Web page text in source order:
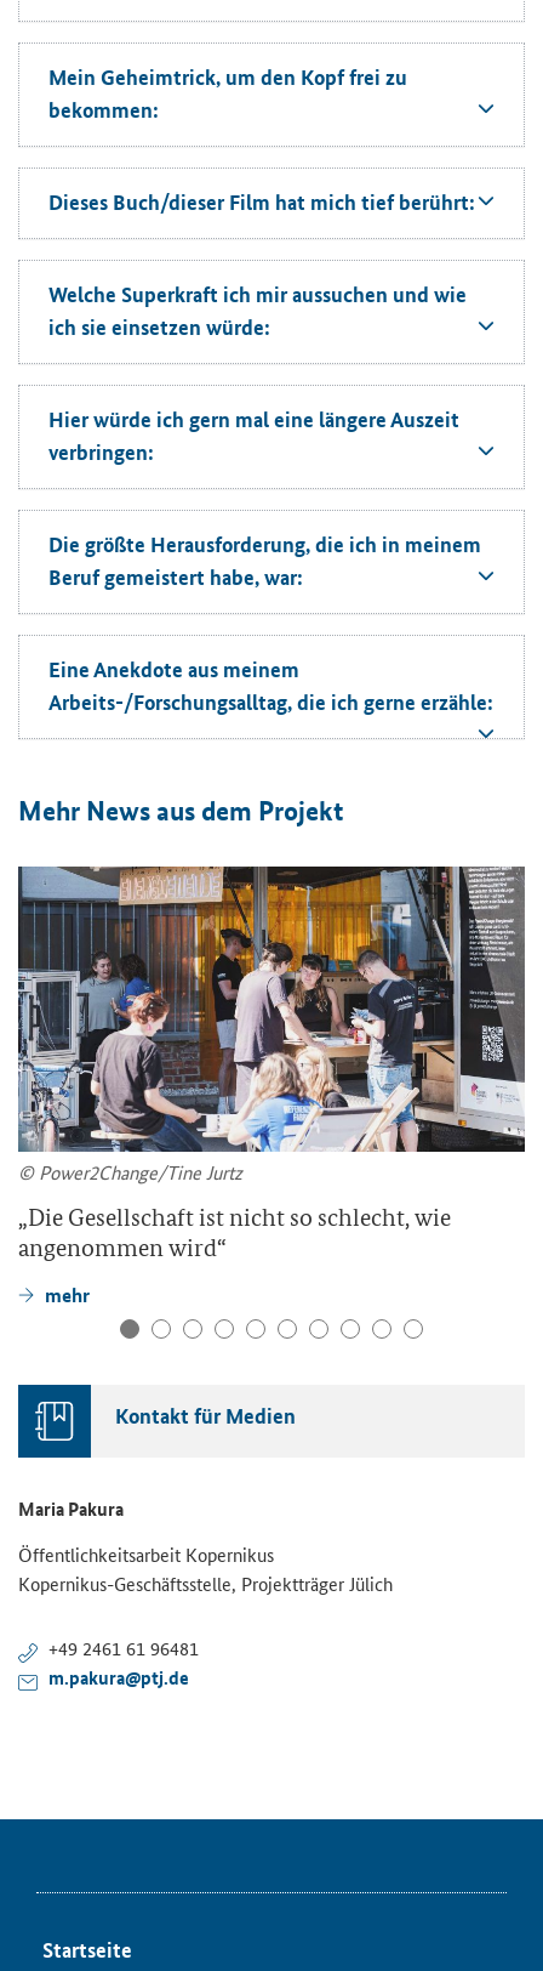
Mein Geheimtrick, um den Kopf frei zu
bekommen:
Dieses Buch/dieser Film hat mich tief berührt:
Welche Superkraft ich mir aussuchen und wie
ich sie einsetzen würde:
Hier würde ich gern mal eine längere Auszeit
verbringen:
Die größte Herausforderung, die ich in meinem
Beruf gemeistert habe, war:
Eine Anekdote aus meinem
Arbeits-/Forschungsalltag, die ich gerne erzähle:
Mehr News aus dem Projekt
© Power2Change/Tine Jurtz
„Die Gesellschaft ist nicht so schlecht, wie
angenommen wird“
mehr
Kontakt für Medien
Maria Pakura
Öffentlichkeitsarbeit Kopernikus
Kopernikus-Geschäftsstelle, Projektträger Jülich
+49 2461 61 96481
m.pakura@ptj.de
Startseite